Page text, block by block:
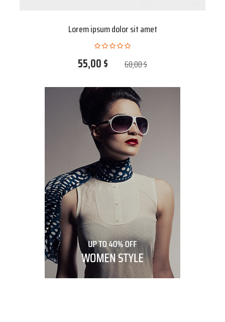
Lorem ipsum dolor sit amet
55,00 $ 60,00 $